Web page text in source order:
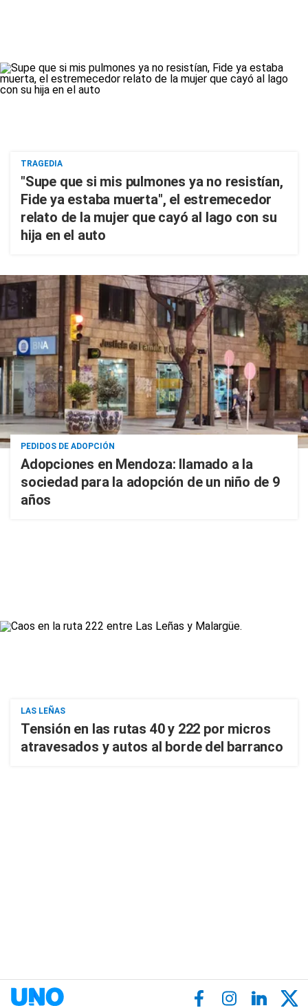
TRAGEDIA
"Supe que si mis pulmones ya no resistían,
Fide ya estaba muerta", el estremecedor
relato de la mujer que cayó al lago con su
hija en el auto
PEDIDOS DE ADOPCIÓN
Adopciones en Mendoza: llamado a la
sociedad para la adopción de un niño de 9
años
LAS LEÑAS
Tensión en las rutas 40 y 222 por micros
atravesados y autos al borde del barranco